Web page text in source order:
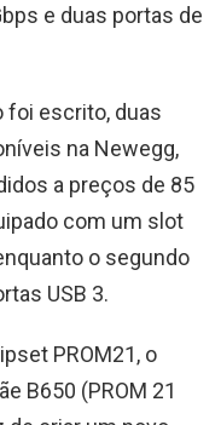
e duas portas de
foi escrito, duas
na Newegg,
a preços de 85
com um slot
o segundo
USB 3.
PROM21, o
B650 (PROM 21